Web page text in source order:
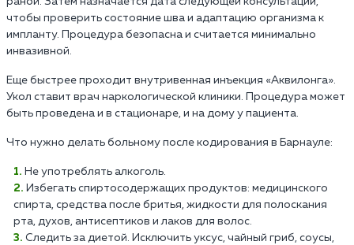
чтобы проверить состояние шва и адаптацию организма к
импланту. Процедура безопасна и считается минимально
инвазивной.
Еще быстрее проходит внутривенная инъекция «Аквилонга».
Укол ставит врач наркологической клиники. Процедура может
быть проведена и в стационаре, и на дому у пациента.
Что нужно делать больному после кодирования в Барнауле:
Не употреблять алкоголь.
Избегать спиртосодержащих продуктов: медицинского
спирта, средства после бритья, жидкости для полоскания
рта, духов, антисептиков и лаков для волос.
Следить за диетой. Исключить уксус, чайный гриб, соусы,